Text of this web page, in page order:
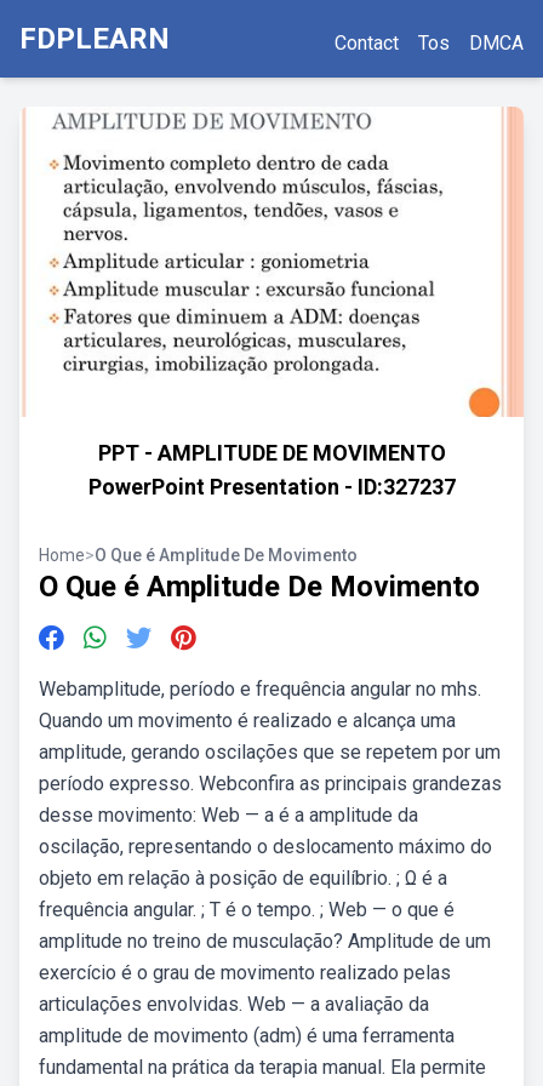
FDPLEARN Contact Tos DMCA
PPT - AMPLITUDE DE MOVIMENTO
PowerPoint Presentation - ID:327237
Home>O Que é Amplitude De Movimento
O Que é Amplitude De Movimento
Webamplitude, período e frequência angular no mhs.
Quando um movimento é realizado e alcança uma
amplitude, gerando oscilações que se repetem por um
período expresso. Webconfira as principais grandezas
desse movimento: Web — a é a amplitude da
oscilação, representando o deslocamento máximo do
objeto em relação à posição de equilíbrio. ; Ω é a
frequência angular. ; T é o tempo. ; Web — o que é
amplitude no treino de musculação? Amplitude de um
exercício é o grau de movimento realizado pelas
articulações envolvidas. Web — a avaliação da
amplitude de movimento (adm) é uma ferramenta
fundamental na prática da terapia manual. Ela permite